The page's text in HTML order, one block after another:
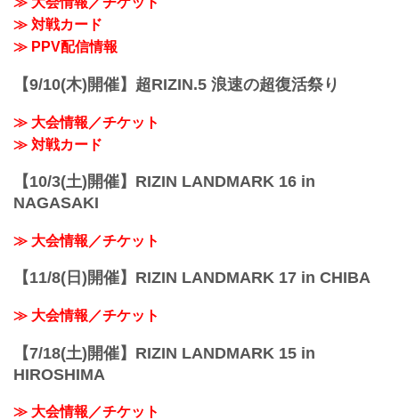
う...
≫ 対戦カード
≫ PPV配信情報
【9/10(木)開催】超RIZIN.5 浪速の超復活祭り
≫ 大会情報／チケット
≫ 対戦カード
【10/3(土)開催】RIZIN LANDMARK 16 in
NAGASAKI
≫ 大会情報／チケット
【11/8(日)開催】RIZIN LANDMARK 17 in CHIBA
≫ 大会情報／チケット
【7/18(土)開催】RIZIN LANDMARK 15 in
HIROSHIMA
≫ 大会情報／チケット